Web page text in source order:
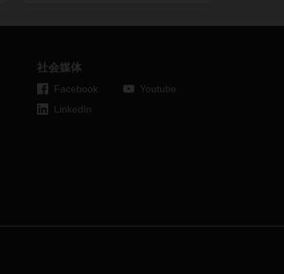
化、气候保护和员工发展方面加大投
资，为未来发展明确了方向。
社会媒体
Facebook
LinkedIn
Youtube